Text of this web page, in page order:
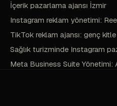
İçerik pazarlama ajansı İzmir
Instagram reklam yönetimi:
TikTok reklam ajansı: genç kitle
Sağlık turizminde Instagram
Meta Business Suite Yönetimi: